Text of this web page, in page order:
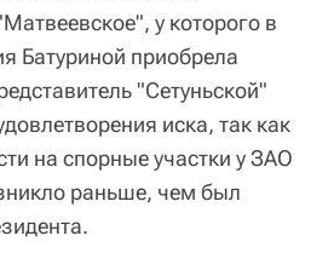
у которого в
Батуриной приобрела
"Сетуньской"
иска, так как
на спорные участки у ЗАО
раньше, чем был